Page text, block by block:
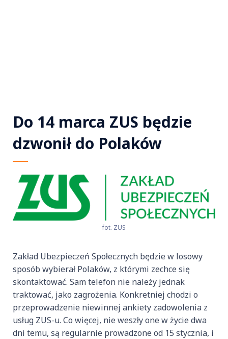
Do 14 marca ZUS będzie
dzwonił do Polaków
fot. ZUS
Zakład Ubezpieczeń Społecznych będzie w losowy
sposób wybierał Polaków, z którymi zechce się
skontaktować. Sam telefon nie należy jednak
traktować, jako zagrożenia. Konkretniej chodzi o
przeprowadzenie niewinnej ankiety zadowolenia z
usług ZUS-u. Co więcej, nie weszły one w życie dwa
dni temu, są regularnie prowadzone od 15 stycznia, i